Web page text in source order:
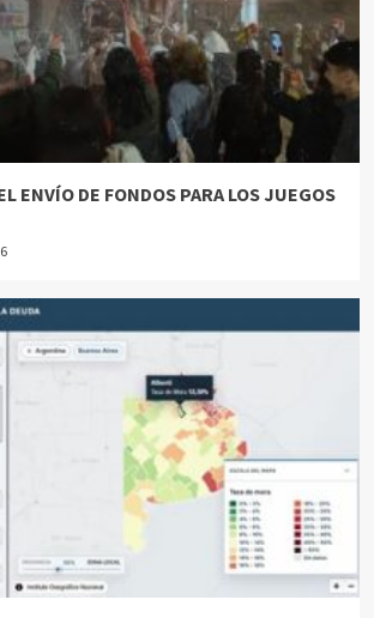
ENVÍO DE FONDOS PARA LOS JUEGOS